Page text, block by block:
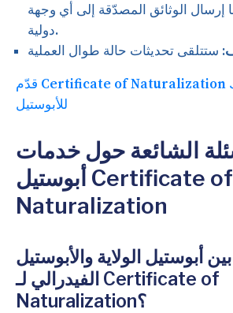
إرسال الوثائق المصدّقة إلى أي وجهة
دولية.
قدّم Certificate of Naturalization الخاص بك
للأبوستيل
الشائعة حول خدمات
أبوستيل Certificate of
Naturalization
أبوستيل الولاية والأبوستيل
الفيدرالي لـ Certificate of
Naturalization؟